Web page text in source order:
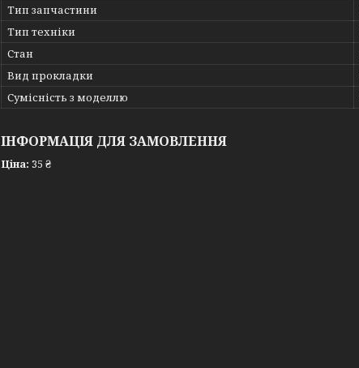
Тип запчастини
Тип техніки
Стан
Вид прокладки
Сумісність з моделлю
ІНФОРМАЦІЯ ДЛЯ ЗАМОВЛЕННЯ
Ціна: 35 ₴